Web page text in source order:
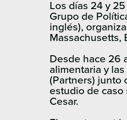
Los días 24 y
Grupo de
inglés),
Massachusetts,
Desde hace 26
alimentaria y
(Partners) junto
estudio de caso
Cesar.